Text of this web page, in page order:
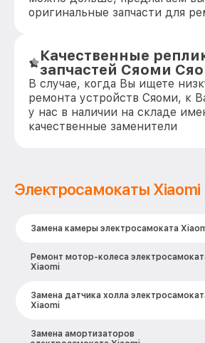
оригинальные запчасти для
Качественные
запчастей Сяоми
В случае, когда Вы ищете
ремонта устройств Сяоми, к
у нас в наличии на складе
качественные заменители
Электросамокаты Xiaomi
Замена камеры электросамоката
Ремонт мотор-колеса
Xiaomi
Замена датчика холла
Xiaomi
Замена амортизаторов